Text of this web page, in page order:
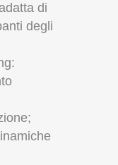
di
degli